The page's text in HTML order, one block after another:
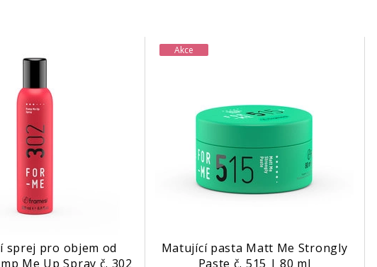
sprej pro objem od
Me Up Spray č. 302
Akce
Matující pasta Matt Me Strongly
Paste č. 515 | 80 ml